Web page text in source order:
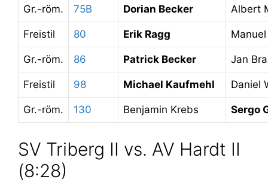
Gr.-röm. 75B Dorian Becker Albert
Freistil 80 Erik Ragg
Gr.-röm. 86 Patrick Becker Jan
Freistil 98 Michael Kaufmehl Daniel
Gr.-röm. 130 Benjamin Krebs Sergo
SV Triberg II vs. AV Hardt II
(8:28)